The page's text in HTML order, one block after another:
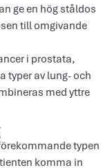
ge en hög ståldos
till omgivande
i prostata,
typer av lung- och
med yttre
typen
komma in